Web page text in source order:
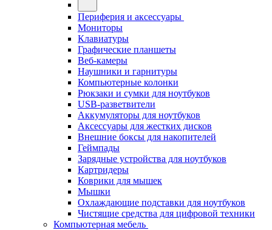
Периферия и аксессуары
Мониторы
Клавиатуры
Графические планшеты
Веб-камеры
Наушники и гарнитуры
Компьютерные колонки
Рюкзаки и сумки для ноутбуков
USB-разветвители
Аккумуляторы для ноутбуков
Аксессуары для жестких дисков
Внешние боксы для накопителей
Геймпады
Зарядные устройства для ноутбуков
Картридеры
Коврики для мышек
Мышки
Охлаждающие подставки для ноутбуков
Чистящие средства для цифровой техники
Компьютерная мебель